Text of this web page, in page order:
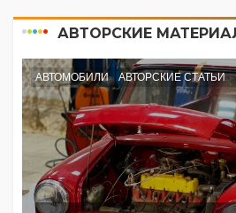
АВТОРСКИЕ
АВТОМОБИЛИ АВТОРСКИЕ СТАТЬИ